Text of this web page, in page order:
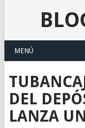
MENÚ
DEL
LANZA